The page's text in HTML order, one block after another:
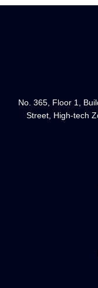
No. 365, Floor 1,
Street, High-tech